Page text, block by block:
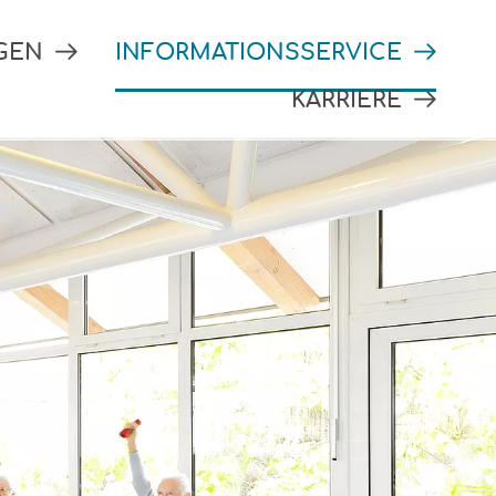
INFORMATIONSSERVICE
KARRIERE